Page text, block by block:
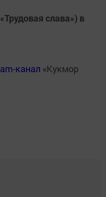
слава») в
канал «Кукмор